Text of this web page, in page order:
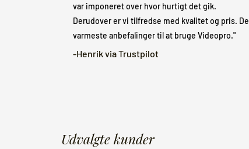
var imponeret over hvor hurtigt det gik.
Derudover er vi tilfredse med kvalitet og pris. De
varmeste anbefalinger til at bruge Videopro."
-Henrik via Trustpilot
Udvalgte kunder